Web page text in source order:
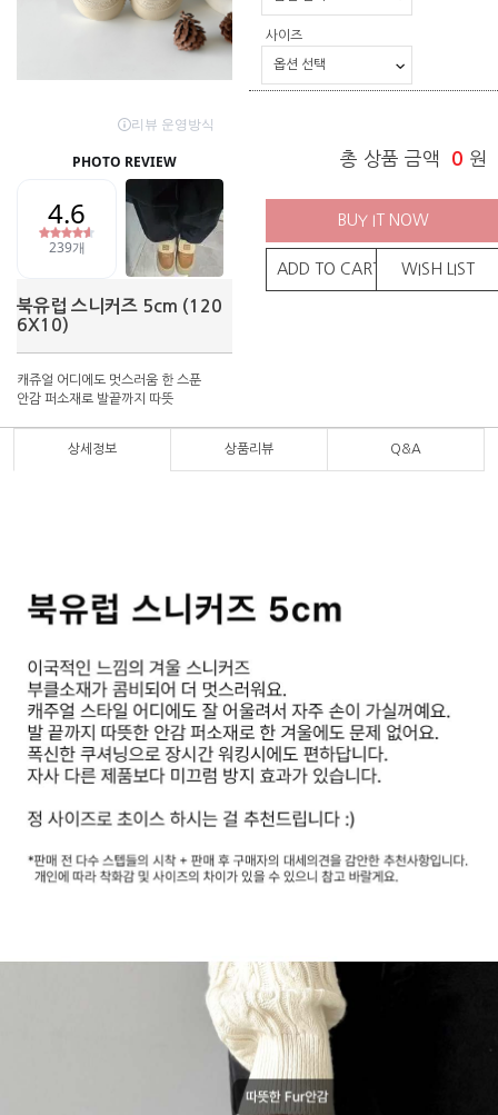
북유럽 스니커즈 5cm (120
6X10)
캐쥬얼 어디에도 멋스러움 한 스푼
안감 퍼소재로 발끝까지 따뜻
사이즈
총 상품 금액 0 원
BUY IT NOW
ADD TO CART WISH LIST
상세정보 상품리뷰 Q&A